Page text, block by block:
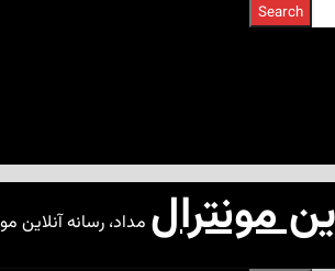
Search
مداد، رسانه آنلاین